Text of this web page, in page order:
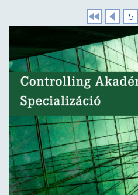
5